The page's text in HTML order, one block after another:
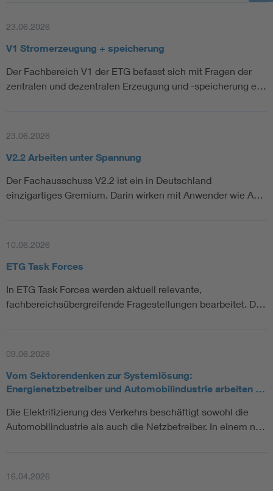
23.06.2026
V1 Stromerzeugung + speicherung
Der Fachbereich V1 der ETG befasst sich mit Fragen der
zentralen und dezentralen Erzeugung und -speicherung e…
23.06.2026
V2.2 Arbeiten unter Spannung
Der Fachausschuss V2.2 ist ein in Deutschland
einzigartiges Gremium. Darin wirken mit Anwender wie A…
10.06.2026
ETG Task Forces
In ETG Task Forces werden aktuell relevante,
fachbereichsübergreifende Fragestellungen bearbeitet. D…
09.06.2026
Vom Sektorendenken zur Systemlösung:
Energienetzbetreiber und Automobilindustrie arbeiten …
Die Elektrifizierung des Verkehrs beschäftigt sowohl die
Automobilindustrie als auch die Netzbetreiber. In einem n…
16.04.2026